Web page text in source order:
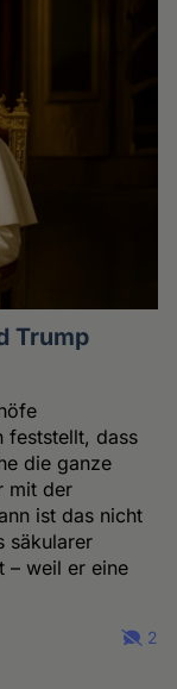
Trump
feststellt, dass
die ganze
mit der
ist das nicht
säkularer
– weil er eine
2